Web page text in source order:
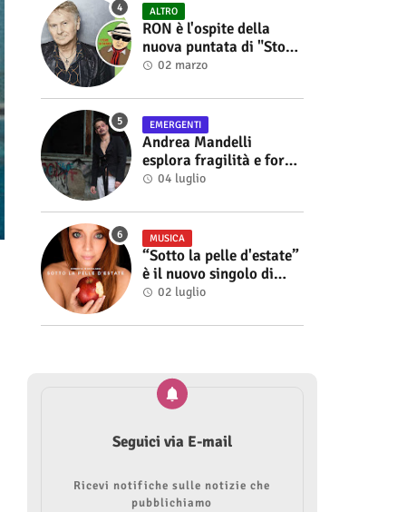
ALTRO
RON è l'ospite della
nuova puntata di "Storie
di Musica", in onda sul
Alberto Salerno
02 marzo
EMERGENTI
Andrea Mandelli
esplora fragilità e forza
nel videoclip di “Sofia”
04 luglio
MUSICA
“Sotto la pelle d'estate”
è il nuovo singolo di
Roberta Modìgliani
02 luglio
Seguici via E-mail
Ricevi notifiche sulle notizie che
pubblichiamo